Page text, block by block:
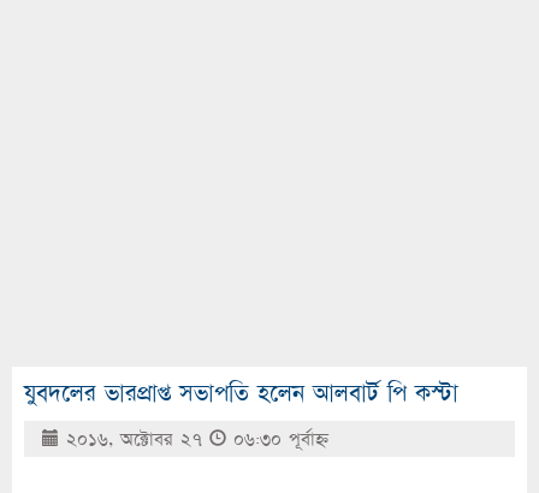
যুবদলের ভারপ্রাপ্ত সভাপতি হলেন আলবার্ট পি কস্টা
২০১৬, অক্টোবর ২৭ ০৬:৩০ পূর্বাহ্ণ